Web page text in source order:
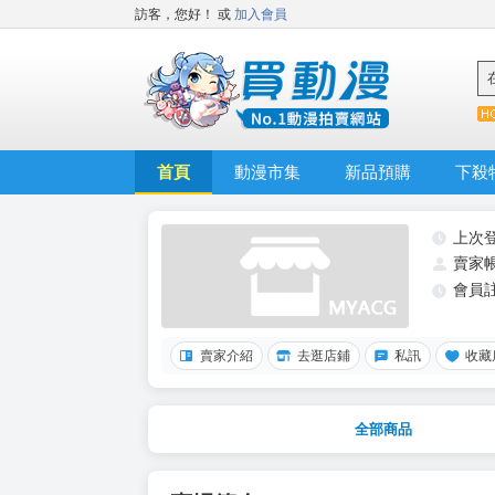
訪客，您好！ 或 加入會員
首頁 動漫市集 新品預購 下殺
上次
賣家
會員
賣家介紹 去逛店鋪 私訊 收藏
全部商品